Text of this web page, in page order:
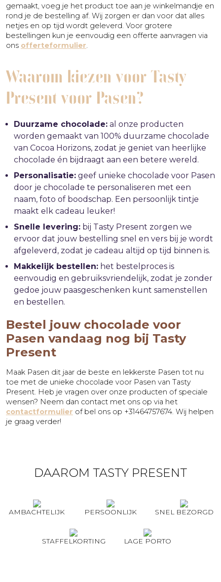
gemaakt, voeg je het product toe aan je winkelmandje en
rond je de bestelling af. Wij zorgen er dan voor dat alles
netjes en op tijd wordt geleverd. Voor grotere
bestellingen kun je eenvoudig een offerte aanvragen via
ons offerteformulier.
Waarom kiezen voor Tasty
Present voor Pasen?
Duurzame chocolade: al onze producten
worden gemaakt van 100% duurzame chocolade
van Cocoa Horizons, zodat je geniet van heerlijke
chocolade én bijdraagt aan een betere wereld.
Personalisatie: geef unieke chocolade voor Pasen
door je chocolade te personaliseren met een
naam, foto of boodschap. Een persoonlijk tintje
maakt elk cadeau leuker!
Snelle levering: bij Tasty Present zorgen we
ervoor dat jouw bestelling snel en vers bij je wordt
afgeleverd, zodat je cadeau altijd op tijd binnen is.
Makkelijk bestellen: het bestelproces is
eenvoudig en gebruiksvriendelijk, zodat je zonder
gedoe jouw paasgeschenken kunt samenstellen
en bestellen.
Bestel jouw chocolade voor
Pasen vandaag nog bij Tasty
Present
Maak Pasen dit jaar de beste en lekkerste Pasen tot nu
toe met de unieke chocolade voor Pasen van Tasty
Present. Heb je vragen over onze producten of speciale
wensen? Neem dan contact met ons op via het
contactformulier of bel ons op +31464757674. Wij helpen
je graag verder!
DAAROM TASTY PRESENT
AMBACHTELIJK PERSOONLIJK SNEL BEZORGD
STAFFELKORTING LAGE PORTO